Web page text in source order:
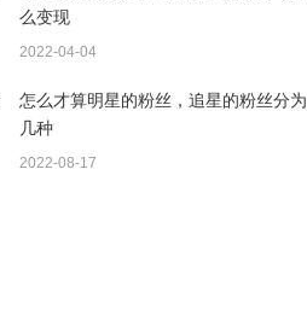
么变现
2022-04-04
怎么才算明星的粉丝，追星的粉丝分为
几种
2022-08-17